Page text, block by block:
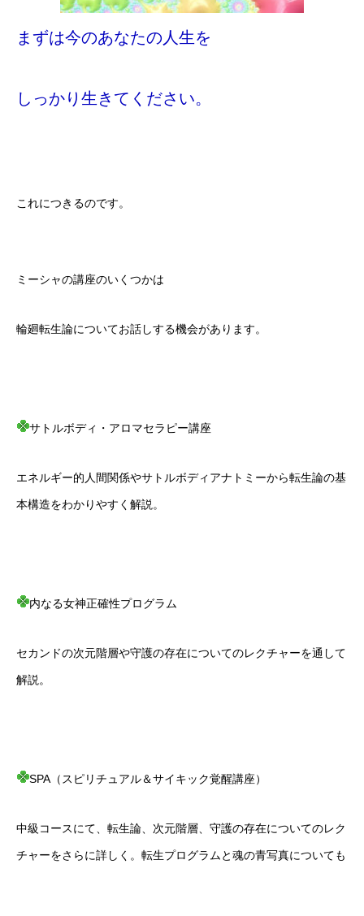
まずは今のあなたの人生を
しっかり生きてください。
これにつきるのです。
ミーシャの講座のいくつかは
輪廻転生論についてお話しする機会があります。
サトルボディ・アロマセラピー講座
エネルギー的人間関係やサトルボディアナトミーから転生論の基
本構造をわかりやすく解説。
内なる女神正確性プログラム
セカンドの次元階層や守護の存在についてのレクチャーを通して
解説。
SPA（スピリチュアル＆サイキック覚醒講座）
中級コースにて、転生論、次元階層、守護の存在についてのレク
チャーをさらに詳しく。転生プログラムと魂の青写真についても